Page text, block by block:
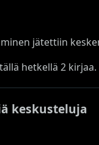
jätettiin
hetkellä 2 kirjaa.
keskusteluja